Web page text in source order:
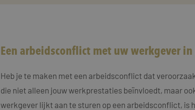
Een arbeidsconflict met uw werkgever
Heb je te maken met een arbeidsconflict dat
die niet alleen jouw werkprestaties beïnvloedt, maar
werkgever lijkt aan te sturen op een arbeidsconflict, is